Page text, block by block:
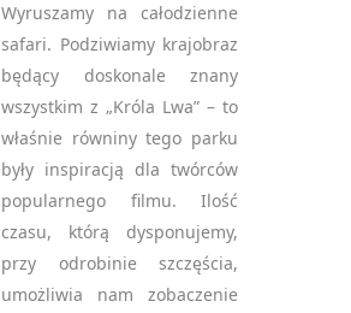
Wyruszamy na całodzienne
safari. Podziwiamy krajobraz
będący doskonale znany
wszystkim z „Króla Lwa” – to
właśnie równiny tego parku
były inspiracją dla twórców
popularnego filmu. Ilość
czasu, którą dysponujemy,
przy odrobinie szczęścia,
umożliwia nam zobaczenie